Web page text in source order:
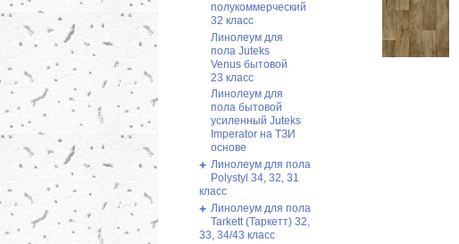
полукоммерческий
32 класс
Линолеум для
пола Juteks
Venus бытовой
23 класс
Линолеум для
пола бытовой
усиленный Juteks
Imperator на ТЗИ
основе
+ Линолеум для пола
Polystyl 34, 32, 31
класс
+ Линолеум для пола
Tarkett (Таркетт) 32,
33, 34/43 класс